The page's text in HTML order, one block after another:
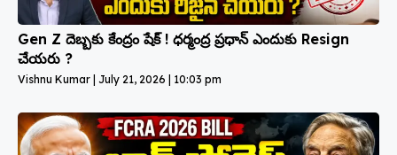
Gen Z దెబ్బకు కేంద్రం షేక్ ! ధర్మంద్ర ప్రధాన్ ఎందుకు Resign
చేయరు ?
Vishnu Kumar July 21, 2026 10:03 pm